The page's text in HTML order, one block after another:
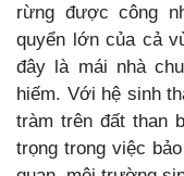
rừng được công
quyển lớn của cả
đây là mái nhà
hiếm. Với hệ sinh
tràm trên đất than
trọng trong việc